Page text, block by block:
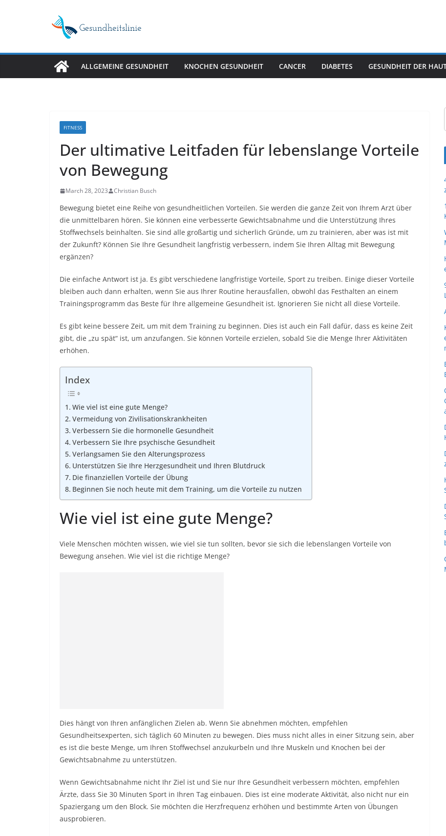
ALLGEMEINE GESUNDHEIT KNOCHEN GESUNDHEIT CANCER DIABETES GESUNDHEIT DER
FITNESS
Der ultimative Leitfaden für lebenslange Vorteile
von Bewegung
March 28, 2023 Christian Busch
Bewegung bietet eine Reihe von gesundheitlichen Vorteilen. Sie werden die ganze Zeit von Ihrem Arzt über
die unmittelbaren hören. Sie können eine verbesserte Gewichtsabnahme und die Unterstützung Ihres
Stoffwechsels beinhalten. Sie sind alle großartig und sicherlich Gründe, um zu trainieren, aber was ist mit
der Zukunft? Können Sie Ihre Gesundheit langfristig verbessern, indem Sie Ihren Alltag mit Bewegung
ergänzen?
Die einfache Antwort ist ja. Es gibt verschiedene langfristige Vorteile, Sport zu treiben. Einige dieser Vorteile
bleiben auch dann erhalten, wenn Sie aus Ihrer Routine herausfallen, obwohl das Festhalten an einem
Trainingsprogramm das Beste für Ihre allgemeine Gesundheit ist. Ignorieren Sie nicht all diese Vorteile.
Es gibt keine bessere Zeit, um mit dem Training zu beginnen. Dies ist auch ein Fall dafür, dass es keine Zeit
gibt, die „zu spät“ ist, um anzufangen. Sie können Vorteile erzielen, sobald Sie die Menge Ihrer Aktivitäten
erhöhen.
Index
Wie viel ist eine gute Menge?
Vermeidung von Zivilisationskrankheiten
Verbessern Sie die hormonelle Gesundheit
Verbessern Sie Ihre psychische Gesundheit
Verlangsamen Sie den Alterungsprozess
Unterstützen Sie Ihre Herzgesundheit und Ihren Blutdruck
Die finanziellen Vorteile der Übung
Beginnen Sie noch heute mit dem Training, um die Vorteile zu nutzen
Wie viel ist eine gute Menge?
Viele Menschen möchten wissen, wie viel sie tun sollten, bevor sie sich die lebenslangen Vorteile von
Bewegung ansehen. Wie viel ist die richtige Menge?
Dies hängt von Ihren anfänglichen Zielen ab. Wenn Sie abnehmen möchten, empfehlen
Gesundheitsexperten, sich täglich 60 Minuten zu bewegen. Dies muss nicht alles in einer Sitzung sein, aber
es ist die beste Menge, um Ihren Stoffwechsel anzukurbeln und Ihre Muskeln und Knochen bei der
Gewichtsabnahme zu unterstützen.
Wenn Gewichtsabnahme nicht Ihr Ziel ist und Sie nur Ihre Gesundheit verbessern möchten, empfehlen
Ärzte, dass Sie 30 Minuten Sport in Ihren Tag einbauen. Dies ist eine moderate Aktivität, also nicht nur ein
Spaziergang um den Block. Sie möchten die Herzfrequenz erhöhen und bestimmte Arten von Übungen
ausprobieren.